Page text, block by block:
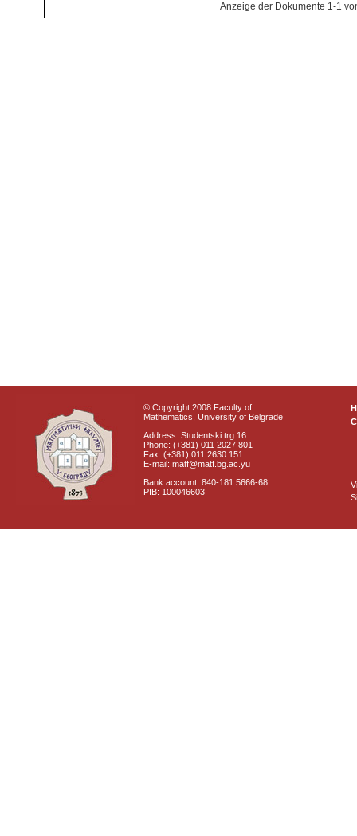
Anzeige der Dokumente 1-1
© Copyright 2008 Faculty of
Mathematics, University of Belgrade
Address: Studentski trg 16
Phone: (+381) 011 2027 801
Fax: (+381) 011 2630 151
E-mail: matf@matf.bg.ac.yu
Bank account: 840-181 5666-68
PIB: 100046603